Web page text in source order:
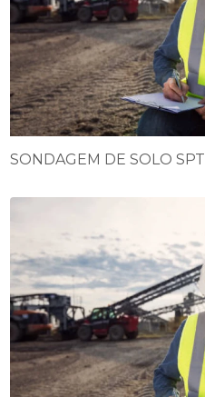
SONDAGEM DE SOLO SPT